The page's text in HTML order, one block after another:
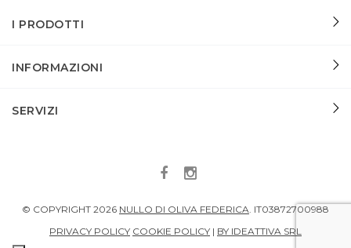
I PRODOTTI
INFORMAZIONI
SERVIZI
© COPYRIGHT 2026 NULLO DI OLIVA FEDERICA. IT03872700988
PRIVACY POLICY COOKIE POLICY | BY IDEATTIVA SRL